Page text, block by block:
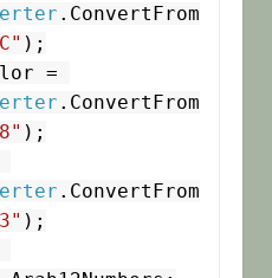
.ConvertFrom
);
.ConvertFrom
);
.ConvertFrom
);